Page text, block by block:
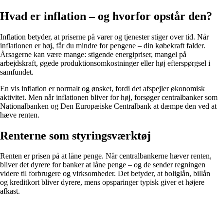
Hvad er inflation – og hvorfor opstår den?
Inflation betyder, at priserne på varer og tjenester stiger over tid. Når
inflationen er høj, får du mindre for pengene – din købekraft falder.
Årsagerne kan være mange: stigende energipriser, mangel på
arbejdskraft, øgede produktionsomkostninger eller høj efterspørgsel i
samfundet.
En vis inflation er normalt og ønsket, fordi det afspejler økonomisk
aktivitet. Men når inflationen bliver for høj, forsøger centralbanker som
Nationalbanken og Den Europæiske Centralbank at dæmpe den ved at
hæve renten.
Renterne som styringsværktøj
Renten er prisen på at låne penge. Når centralbankerne hæver renten,
bliver det dyrere for banker at låne penge – og de sender regningen
videre til forbrugere og virksomheder. Det betyder, at boliglån, billån
og kreditkort bliver dyrere, mens opsparinger typisk giver et højere
afkast.